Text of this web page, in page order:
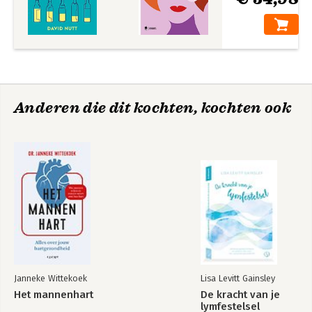
Anderen die dit kochten, kochten ook
Janneke Wittekoek
Het mannenhart
Lisa Levitt Gainsley
De kracht van je
lymfestelsel